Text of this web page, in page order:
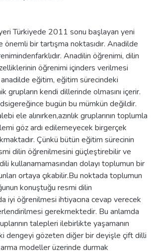
Türkiyede 2011 sonu başlayan yeni
bir tartışma noktasıdır. Anadilde
Anadilin öğrenimi, dilin
öğrenimi içinders verilmesi
anadilde eğitim, eğitim sürecindeki
grupların kendi dillerinde olmasını içerir.
bugün bu mümkün değildir.
ele alınırken,azınlık gruplarının toplumla
göz ardı edilemeyecek birgerçek
Çünkü bütün eğitim sürecinin
dilin öğrenilmesini güçleştirebilir ve
kullanamamasından dolayı toplumun bir
ortaya çıkabilir.Bu noktada toplumun
konuştuğu resmi dilin
iyi öğrenilmesi ihtiyacına cevap verecek
gerekmektedir. Bu anlamda
talepleri ilebirlikte yaşamanın
dengeyi gözeten diğer bir deyişle çift dilli
modeller üzerinde durmak